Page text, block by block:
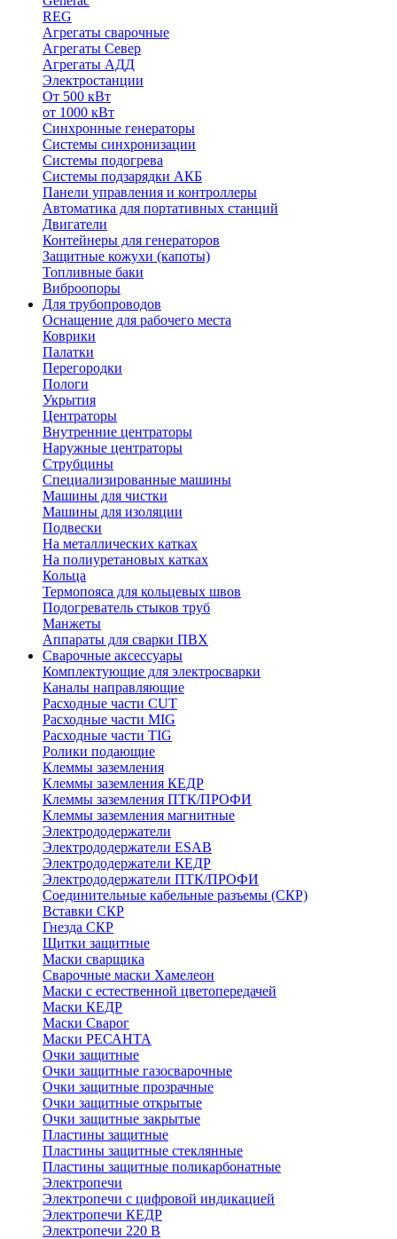
REG
Агрегаты сварочные
Агрегаты Север
Агрегаты АДД
Электростанции
От 500 кВт
от 1000 кВт
Синхронные генераторы
Системы синхронизации
Системы подогрева
Системы подзарядки АКБ
Панели управления и контроллеры
Автоматика для портативных станций
Двигатели
Контейнеры для генераторов
Защитные кожухи (капоты)
Топливные баки
Виброопоры
Для трубопроводов
Оснащение для рабочего места
Коврики
Палатки
Перегородки
Пологи
Укрытия
Центраторы
Внутренние центраторы
Наружные центраторы
Струбцины
Специализированные машины
Машины для чистки
Машины для изоляции
Подвески
На металлических катках
На полиуретановых катках
Кольца
Термопояса для кольцевых швов
Подогреватель стыков труб
Манжеты
Аппараты для сварки ПВХ
Сварочные аксессуары
Комплектующие для электросварки
Каналы направляющие
Расходные части CUT
Расходные части MIG
Расходные части TIG
Ролики подающие
Клеммы заземления
Клеммы заземления КЕДР
Клеммы заземления ПТК/ПРОФИ
Клеммы заземления магнитные
Электрододержатели
Электрододержатели ESAB
Электрододержатели КЕДР
Электрододержатели ПТК/ПРОФИ
Соединительные кабельные разъемы (СКР)
Вставки СКР
Гнезда СКР
Щитки защитные
Маски сварщика
Сварочные маски Хамелеон
Маски с естественной цветопередачей
Маски КЕДР
Маски Сварог
Маски РЕСАНТА
Очки защитные
Очки защитные газосварочные
Очки защитные прозрачные
Очки защитные открытые
Очки защитные закрытые
Пластины защитные
Пластины защитные стеклянные
Пластины защитные поликарбонатные
Электропечи
Электропечи с цифровой индикацией
Электропечи КЕДР
Электропечи 220 В